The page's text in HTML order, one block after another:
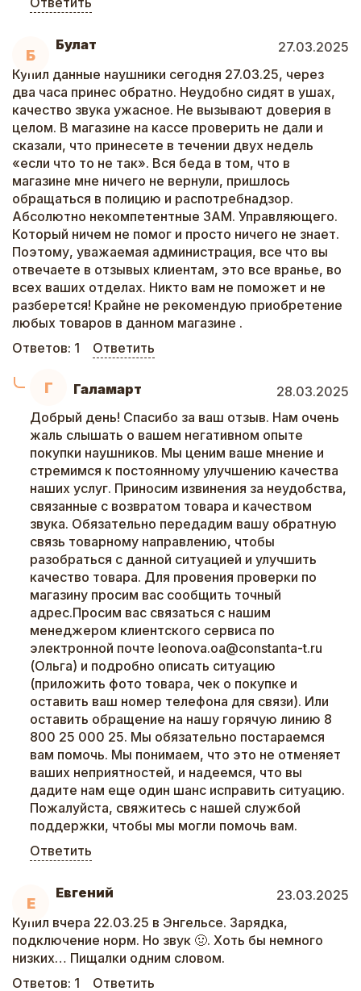
Б
Булат
27.03.2025
Купил данные наушники сегодня 27.03.25, через
два часа принес обратно. Неудобно сидят в ушах,
качество звука ужасное. Не вызывают доверия в
целом. В магазине на кассе проверить не дали и
сказали, что принесете в течении двух недель
«если что то не так». Вся беда в том, что в
магазине мне ничего не вернули, пришлось
обращаться в полицию и распотребнадзор.
Абсолютно некомпетентные ЗАМ. Управляющего.
Который ничем не помог и просто ничего не знает.
Поэтому, уважаемая администрация, все что вы
отвечаете в отзывых клиентам, это все вранье, во
всех ваших отделах. Никто вам не поможет и не
разберется! Крайне не рекомендую приобретение
любых товаров в данном магазине .
Ответов: 1 Ответить
Г Галамарт
28.03.2025
Добрый день! Спасибо за ваш отзыв. Нам очень
жаль слышать о вашем негативном опыте
покупки наушников. Мы ценим ваше мнение и
стремимся к постоянному улучшению качества
наших услуг. Приносим извинения за неудобства,
связанные с возвратом товара и качеством
звука. Обязательно передадим вашу обратную
связь товарному направлению, чтобы
разобраться с данной ситуацией и улучшить
качество товара. Для провения проверки по
магазину просим вас сообщить точный
адрес.Просим вас связаться с нашим
менеджером клиентского сервиса по
электронной почте leonova.oa@constanta-t.ru
(Ольга) и подробно описать ситуацию
(приложить фото товара, чек о покупке и
оставить ваш номер телефона для связи). Или
оставить обращение на нашу горячую линию 8
800 25 000 25. Мы обязательно постараемся
вам помочь. Мы понимаем, что это не отменяет
ваших неприятностей, и надеемся, что вы
дадите нам еще один шанс исправить ситуацию.
Пожалуйста, свяжитесь с нашей службой
поддержки, чтобы мы могли помочь вам.
Ответить
Е
Евгений
23.03.2025
Купил вчера 22.03.25 в Энгельсе. Зарядка,
подключение норм. Но звук 🤢. Хоть бы немного
низких… Пищалки одним словом.
Ответов: 1 Ответить